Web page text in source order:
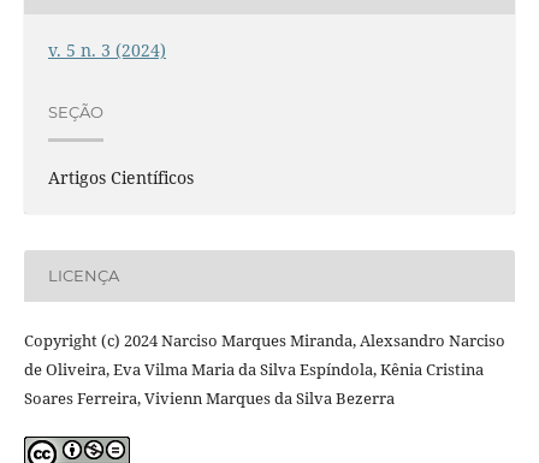
v. 5 n. 3 (2024)
SEÇÃO
Artigos Científicos
LICENÇA
Copyright (c) 2024 Narciso Marques Miranda, Alexsandro Narciso
de Oliveira, Eva Vilma Maria da Silva Espíndola, Kênia Cristina
Soares Ferreira, Vivienn Marques da Silva Bezerra